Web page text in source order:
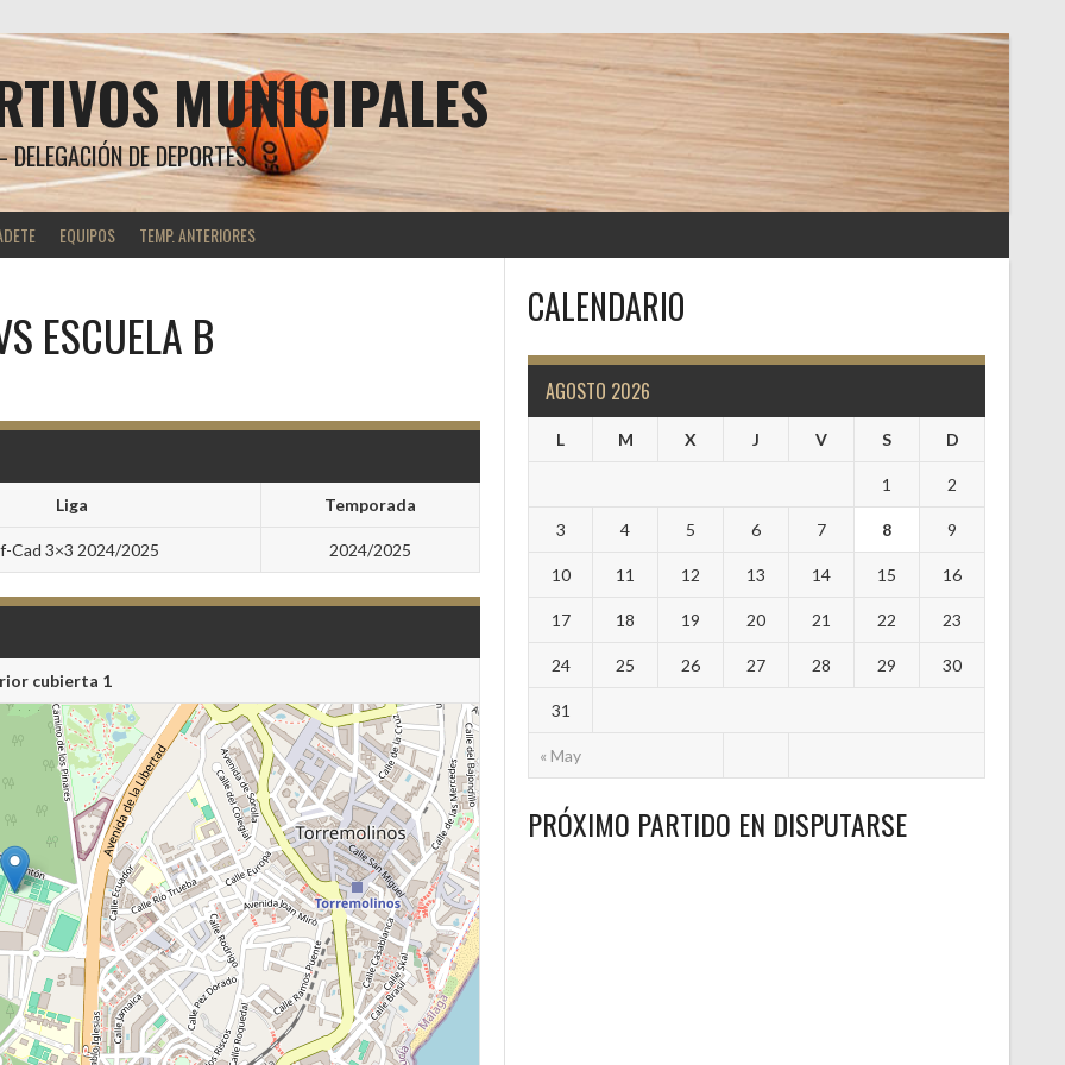
MUNICIPALES
DE DEPORTES
EQUIPOS TEMP. ANTERIORES
ESCUELA B
Liga Temporada
Cad 3×3 2024/2025 2024/2025
cubierta 1
CALENDARIO
AGOSTO 2026
L M X J V S D
« May
1 2
3 4 5 6 7 8 9
10 11 12 13 14 15 16
17 18 19 20 21 22 23
24 25 26 27 28 29 30
31
PRÓXIMO PARTIDO EN DISPUTARSE